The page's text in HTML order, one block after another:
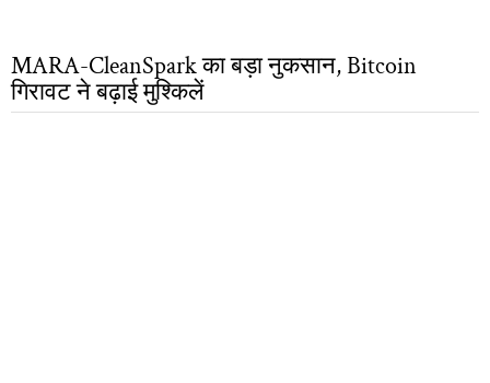
MARA-CleanSpark का बड़ा नुकसान, Bitcoin
गिरावट ने बढ़ाई मुश्किलें